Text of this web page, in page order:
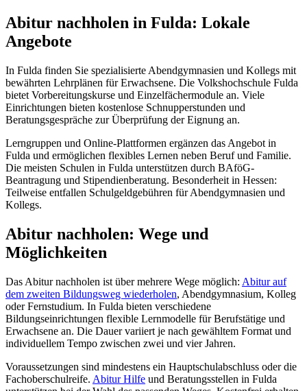
Abitur nachholen in Fulda: Lokale
Angebote
In Fulda finden Sie spezialisierte Abendgymnasien und Kollegs mit
bewährten Lehrplänen für Erwachsene. Die Volkshochschule Fulda
bietet Vorbereitungskurse und Einzelfächermodule an. Viele
Einrichtungen bieten kostenlose Schnupperstunden und
Beratungsgespräche zur Überprüfung der Eignung an.
Lerngruppen und Online-Plattformen ergänzen das Angebot in
Fulda und ermöglichen flexibles Lernen neben Beruf und Familie.
Die meisten Schulen in Fulda unterstützen durch BAföG-
Beantragung und Stipendienberatung. Besonderheit in Hessen:
Teilweise entfallen Schulgeldgebühren für Abendgymnasien und
Kollegs.
Abitur nachholen: Wege und
Möglichkeiten
Das Abitur nachholen ist über mehrere Wege möglich: Abitur auf
dem zweiten Bildungsweg wiederholen, Abendgymnasium, Kolleg
oder Fernstudium. In Fulda bieten verschiedene
Bildungseinrichtungen flexible Lernmodelle für Berufstätige und
Erwachsene an. Die Dauer variiert je nach gewähltem Format und
individuellem Tempo zwischen zwei und vier Jahren.
Voraussetzungen sind mindestens ein Hauptschulabschluss oder die
Fachoberschulreife. Abitur Hilfe und Beratungsstellen in Fulda